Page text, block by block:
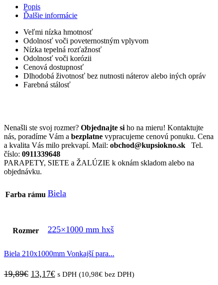
Popis
Ďalšie informácie
Veľmi nízka hmotnosť
Odolnosť voči poveternostným vplyvom
Nízka tepelná rozťažnosť
Odolnosť voči korózii
Cenová dostupnosť
Dlhodobá životnosť bez nutnosti náterov alebo iných opráv
Farebná stálosť
Nenašli ste svoj rozmer? Objednajte si ho na mieru! Kontaktujte
nás, poradíme Vám a bezplatne vypracujeme cenovú ponuku. Cena
a kvalita Vás milo prekvapí. Mail: obchod@kupsiokno.sk Tel.
číslo: 0911339648
PARAPETY, SIETE a ŽALÚZIE k oknám skladom alebo na
objednávku.
Farba rámu Biela
Rozmer 225×1000 mm hxš
Biela 210x1000mm Vonkajší para...
19,89€ Pôvodná
13,17€Aktuálna
s DPH (10,98€ bez DPH)